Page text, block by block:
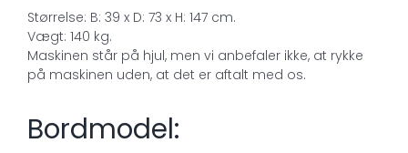
Størrelse: B: 39 x D: 73 x H: 147 cm.
Vægt: 140 kg.
Maskinen står på hjul, men vi anbefaler ikke, at rykke
på maskinen uden, at det er aftalt med os.
Bordmodel: